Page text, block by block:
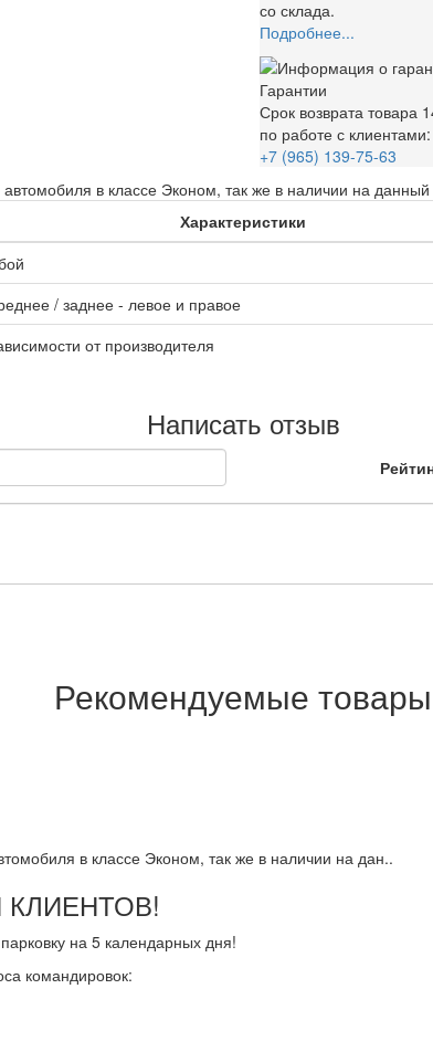
со склада.
Подробнее...
Гарантии
Срок возврата товара
по работе с клиентами:
+7 (965) 139-75-63
в классе Эконом, так же в наличии на
Характеристики
/ заднее - левое и правое
от производителя
Написать отзыв
Рекомендуемые товары
в классе Эконом, так же в наличии на дан..
на 5 календарных дня!
командировок: